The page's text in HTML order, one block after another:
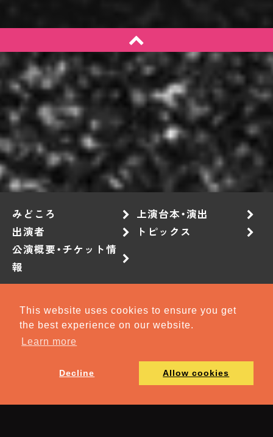
This website uses cookies to ensure you get
the best experience on our website.
Learn more
Decline Allow cookies
みどころ
上演台本・演出
出演者
トピックス
公演概要・チケット情
報
アクセスマップ